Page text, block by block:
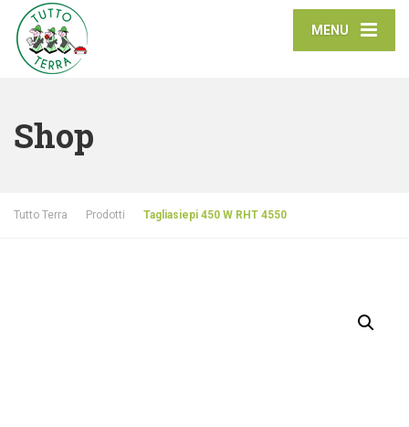
MENU
Shop
Tutto Terra Prodotti Tagliasiepi 450 W RHT 4550